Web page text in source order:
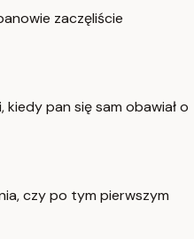
zaczęliście
pan się sam obawiał o
czy po tym pierwszym